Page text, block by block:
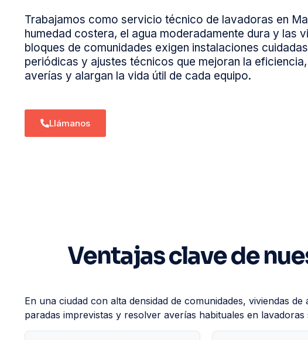
Trabajamos como servicio técnico de lavadoras en
humedad costera, el agua moderadamente dura y las
bloques de comunidades exigen instalaciones
periódicas y ajustes técnicos que mejoran la
averías y alargan la vida útil de cada equipo.
Llámanos
Ventajas clave de
En una ciudad con alta densidad de comunidades, viviendas
paradas imprevistas y resolver averías habituales en